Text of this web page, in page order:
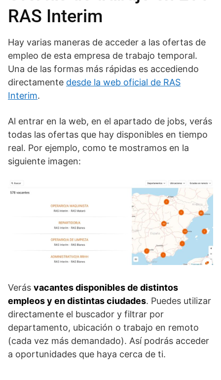
RAS Interim
Hay varias maneras de acceder a las ofertas de
empleo de esta empresa de trabajo temporal.
Una de las formas más rápidas es accediendo
directamente desde la web oficial de RAS
Interim.
Al entrar en la web, en el apartado de jobs, verás
todas las ofertas que hay disponibles en tiempo
real. Por ejemplo, como te mostramos en la
siguiente imagen:
Verás vacantes disponibles de distintos
empleos y en distintas ciudades. Puedes utilizar
directamente el buscador y filtrar por
departamento, ubicación o trabajo en remoto
(cada vez más demandado). Así podrás acceder
a oportunidades que haya cerca de ti.